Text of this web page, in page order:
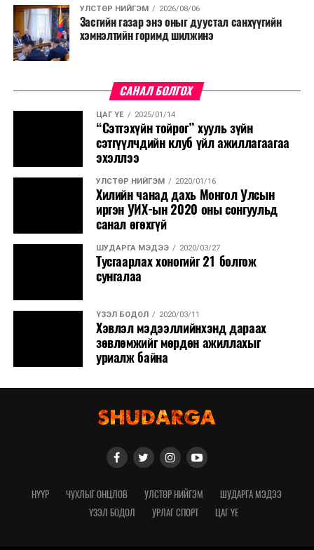
УЛСТӨР НИЙГЭМ 2026/08/06
Засгийн газар энэ оныг дуустал санхүүгийн
хэмнэлтийн горимд шилжинэ
САНАЛ БОЛГОХ
ЦАГ ҮЕ 2025/01/14
“Сэтгэхүйн тойрог” хууль зүйн
сэтгүүлчдийн клуб үйл ажиллагаагаа
эхэллээ
УЛСТӨР НИЙГЭМ 2020/01/16
Хилийн чанад дахь Монгол Улсын
иргэн УИХ-ын 2020 оны сонгуульд
санал өгөхгүй
ШУДАРГА МЭДЭЭ 2020/03/27
Тусгаарлах хоногийг 21 болгож
сунгалаа
ҮЗЭЛ БОДОЛ 2020/03/11
Хэвлэл мэдээллийнхэнд дараах
зөвлөмжийг мөрдөн ажиллахыг
уриалж байна
НҮҮР ЧУХЛЫГ ОНЦЛОВ УЛСТӨР НИЙГЭМ
ШУДАРГА МЭДЭЭ
ҮЗЭЛ БОДОЛ
УРЛАГ СПОРТ ЦАГ ҮЕ